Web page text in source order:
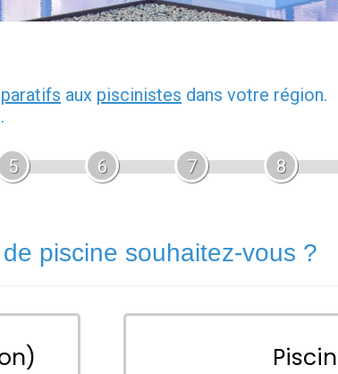
aux piscinistes dans votre région.
5 6 7 8
piscine souhaitez-vous ?